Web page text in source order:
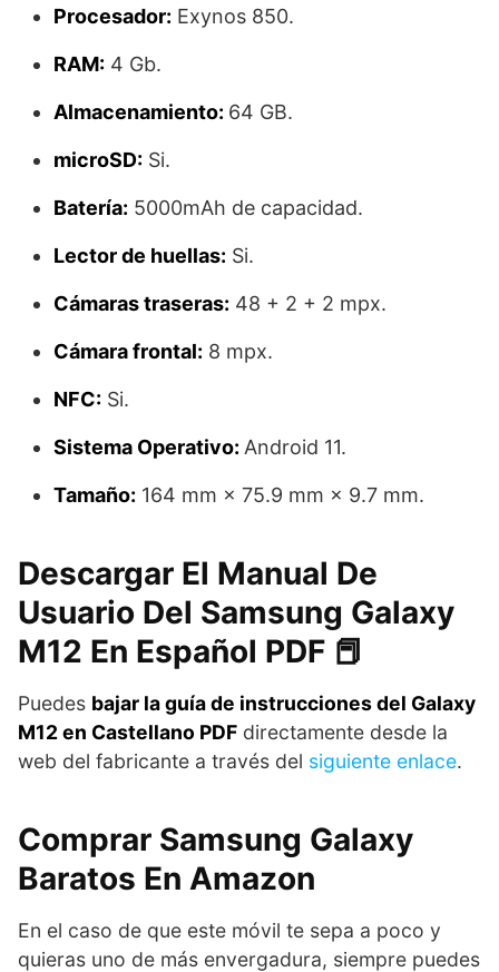
Procesador: Exynos 850.
RAM: 4 Gb.
Almacenamiento: 64 GB.
microSD: Si.
Batería: 5000mAh de capacidad.
Lector de huellas: Si.
Cámaras traseras: 48 + 2 + 2 mpx.
Cámara frontal: 8 mpx.
NFC: Si.
Sistema Operativo: Android 11.
Tamaño: 164 mm × 75.9 mm × 9.7 mm.
Descargar El Manual De
Usuario Del Samsung Galaxy
M12 En Español PDF 📕
Puedes bajar la guía de instrucciones del Galaxy
M12 en Castellano PDF directamente desde la
web del fabricante a través del siguiente enlace.
Comprar Samsung Galaxy
Baratos En Amazon
En el caso de que este móvil te sepa a poco y
quieras uno de más envergadura, siempre puedes